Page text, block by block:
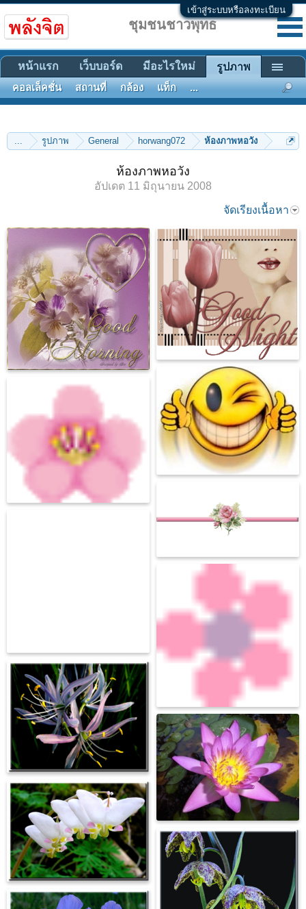
เข้าสู่ระบบหรือลงทะเบียน
... รูปภาพ General horwang072 ห้องภาพหอวัง
ห้องภาพหอวัง
อัปเดต 11 มิถุนายน 2008
จัดเรียงเนื้อหา
ชุมชนชาวพุทธ
หน้าแรก เว็บบอร์ด มีอะไรใหม่ รูปภาพ
คอลเล็คชั่น สถานที่ กล้อง แท็ก ...